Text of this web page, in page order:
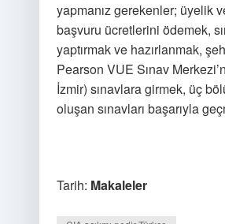
yapmanız gerekenler; üyelik
başvuru ücretlerini ödemek,
yaptırmak ve hazırlanmak,
Pearson VUE Sınav
İzmir) sınavlara girmek, üç
oluşan sınavları başarıyla
Tarih: Makaleler